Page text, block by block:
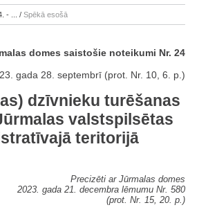
- ... / Spēkā esošā
domes saistošie noteikumi Nr. 24
gada 28. septembrī (prot. Nr. 10, 6. p.)
dzīvnieku turēšanas
valstspilsētas
teritorijā
Precizēti ar Jūrmalas domes
2023. gada 21. decembra lēmumu Nr. 580
(prot. Nr. 15, 20. p.)